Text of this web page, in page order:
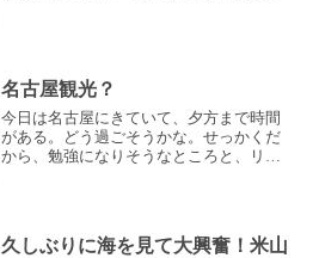
名古屋観光？
今日は名古屋にきていて、夕方まで時間
がある。どう過ごそうかな。せっかくだ
から、勉強になりそうなところと、リフ
久しぶりに海を見て大興奮！米山